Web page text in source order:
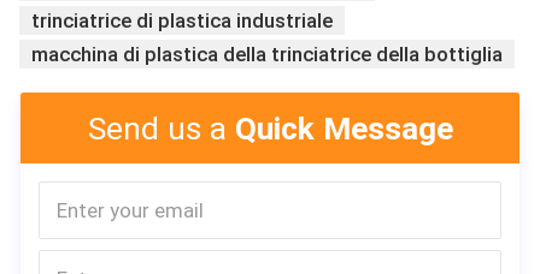
trinciatrice di plastica industriale
macchina di plastica della trinciatrice della bottiglia
Send us a Quick Message